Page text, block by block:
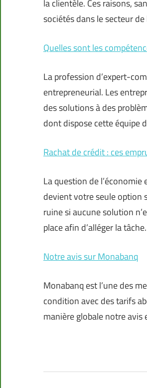
la clientèle. Ces raisons,
sociétés dans le secteur de
Quelles sont les
La profession d’expert-
entrepreneurial. Les
des solutions à des
dont dispose cette équipe
Rachat de crédit : ces
La question de
devient votre seule option
ruine si aucune solution
place afin d’alléger la
Notre avis sur Monabanq
Monabanq est l’une des
condition avec des tarifs
manière globale notre avis